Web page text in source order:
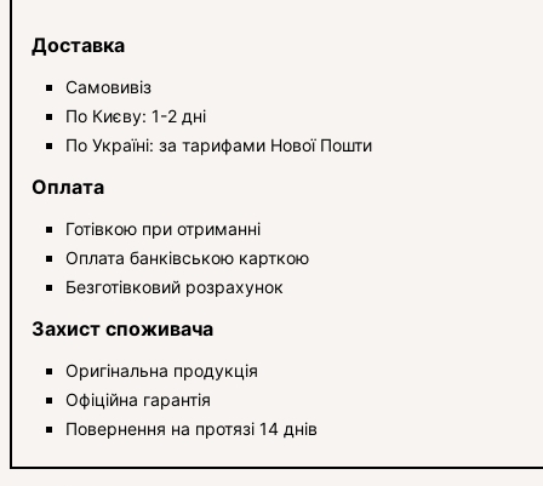
Доставка
Самовивіз
По Києву: 1-2 дні
По Україні: за тарифами Нової Пошти
Оплата
Готівкою при отриманні
Оплата банківською карткою
Безготівковий розрахунок
Захист споживача
Оригінальна продукція
Офіційна гарантія
Повернення на протязі 14 днів